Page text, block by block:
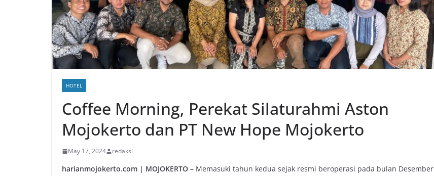
HOTEL
Coffee Morning, Perekat Silaturahmi Aston
Mojokerto dan PT New Hope Mojokerto
May 17, 2024 redaksi
harianmojokerto.com | MOJOKERTO – Memasuki tahun kedua sejak resmi beroperasi pada bulan Desember